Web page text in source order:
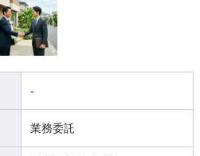
-
業務委託